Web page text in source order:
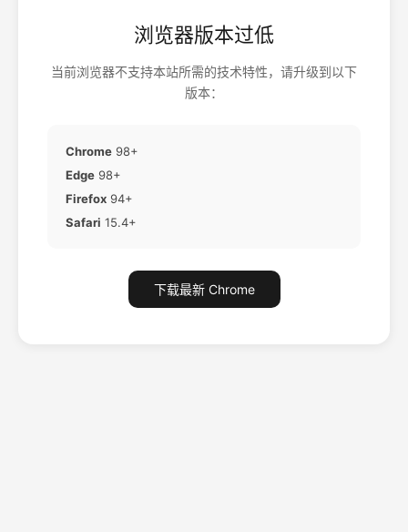
浏览器版本过低
当前浏览器不支持本站所需的技术特性，请升级到以下
版本：
Chrome 98+
Edge 98+
Firefox 94+
Safari 15.4+
下载最新 Chrome